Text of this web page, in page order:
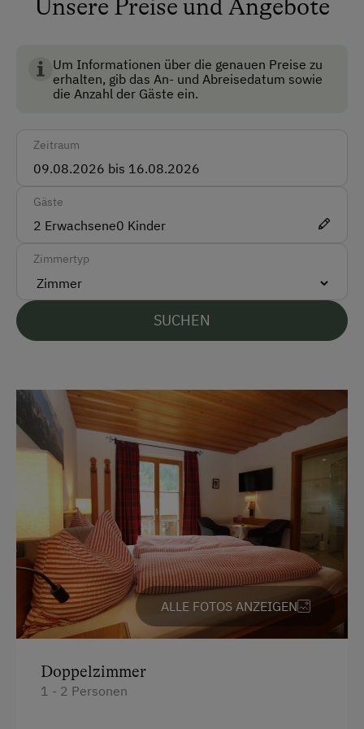
Auto
Zug
Barzahlung
Vor Ort gesprochene Sprachen
Deutsch
Englisch
Parken
Garten/Wiese
Hausgarten
Hofeigene Produkte
Pauschalangebote
Kinder-Ausstattung
Baby- und Kleinkinderausstattung
Kinder sind willkommen
Kinderspielplatz
Spielzeug
Unsere Preise und Angebote
Um Informationen über die genauen Preise zu
erhalten, gib das An- und Abreisedatum sowie
die Anzahl der Gäste ein.
Zeitraum
Gäste
2 Erwachsene0 Kinder
Zimmertyp
SUCHEN
ALLE FOTOS ANZEIGEN
Doppelzimmer
1 - 2 Personen